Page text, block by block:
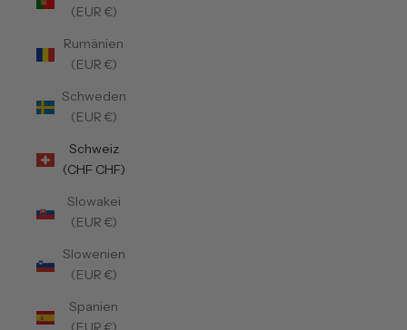
(EUR €)
Rumänien
(EUR €)
Schweden
(EUR €)
Schweiz
(CHF CHF)
Slowakei
(EUR €)
Slowenien
(EUR €)
Spanien